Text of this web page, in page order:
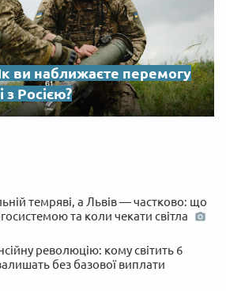
ви наближаєте перемогу
з Росією?
темряві, а Львів — частково: що
та коли чекати світла
революцію: кому світить 6
без базової виплати